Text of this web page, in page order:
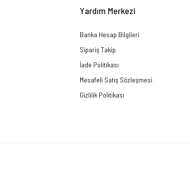
Yardım Merkezi
Banka Hesap Bilgileri
Sipariş Takip
İade Politikası
Mesafeli Satış Sözleşmesi
Gizlilik Politikası